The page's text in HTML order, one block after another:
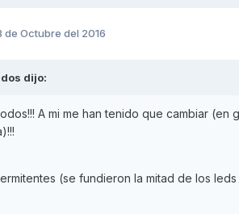
de Octubre del 2016
dijo:
A mi me han tenido que cambiar (en
(se fundieron la mitad de los